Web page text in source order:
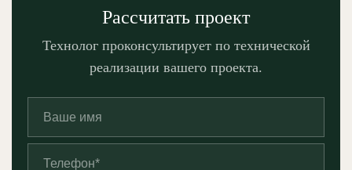
Рассчитать проект
Технолог проконсультирует по технической
реализации вашего проекта.